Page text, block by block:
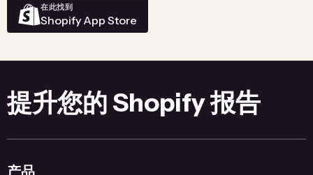
在此找到
Shopify App Store
提升您的 Shopify 报告